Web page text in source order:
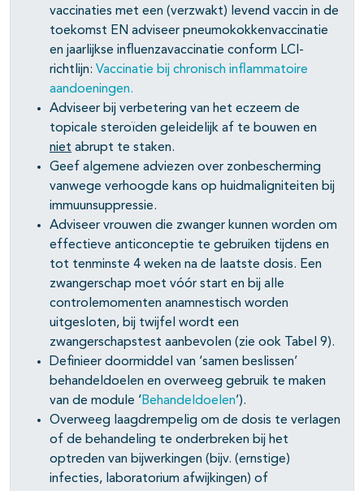
vaccinaties met een (verzwakt) levend vaccin in de
toekomst EN adviseer pneumokokkenvaccinatie
en jaarlijkse influenzavaccinatie conform LCI-
richtlijn: Vaccinatie bij chronisch inflammatoire
aandoeningen.
Adviseer bij verbetering van het eczeem de
topicale steroïden geleidelijk af te bouwen en
niet abrupt te staken.
Geef algemene adviezen over zonbescherming
vanwege verhoogde kans op huidmaligniteiten bij
immuunsuppressie.
Adviseer vrouwen die zwanger kunnen worden om
effectieve anticonceptie te gebruiken tijdens en
tot tenminste 4 weken na de laatste dosis. Een
zwangerschap moet vóór start en bij alle
controlemomenten anamnestisch worden
uitgesloten, bij twijfel wordt een
zwangerschapstest aanbevolen (zie ook Tabel 9).
Definieer doormiddel van ‘samen beslissen’
behandeldoelen en overweeg gebruik te maken
van de module ‘ Behandeldoelen’).
Overweeg laagdrempelig om de dosis te verlagen
of de behandeling te onderbreken bij het
optreden van bijwerkingen (bijv. (ernstige)
infecties, laboratorium afwijkingen) of